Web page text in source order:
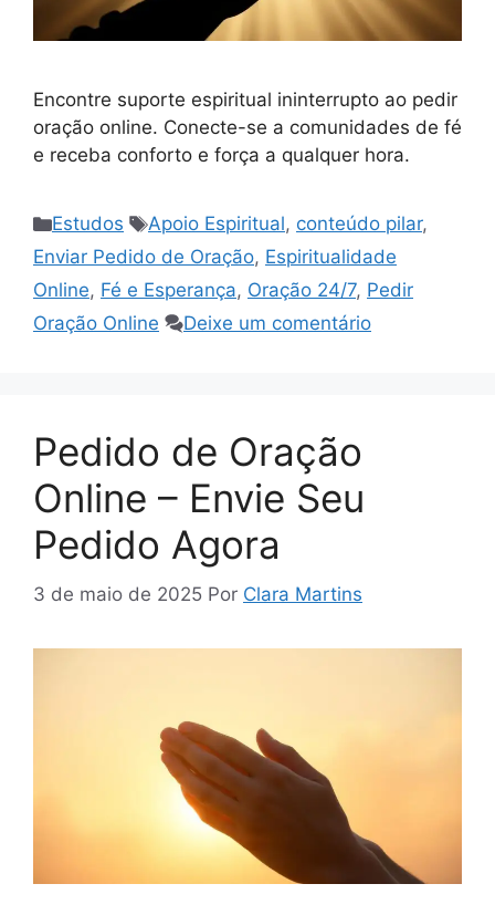
Encontre suporte espiritual ininterrupto ao pedir
oração online. Conecte-se a comunidades de fé
e receba conforto e força a qualquer hora.
Categorias
Estudos Tags
Apoio Espiritual, conteúdo pilar,
Enviar Pedido de Oração, Espiritualidade
Online, Fé e Esperança, Oração 24/7, Pedir
Oração Online
Deixe um comentário
Pedido de Oração
Online – Envie Seu
Pedido Agora
3 de maio de 2025 Por Clara Martins